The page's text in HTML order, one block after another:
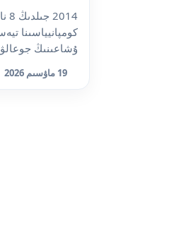
ۇشاعىنىڭ
19 ماۋسىم 2026